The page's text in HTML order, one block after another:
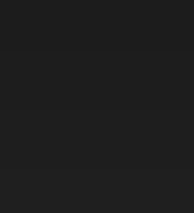
van der Pasch
Visser
van der Gaag